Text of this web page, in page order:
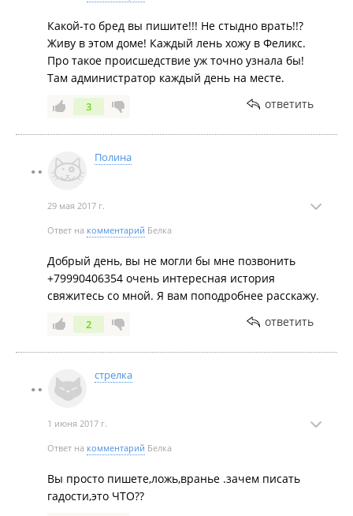
Какой-то бред вы пишите!!! Не стыдно врать!!?
Живу в этом доме! Каждый лень хожу в Феликс.
Про такое происшедствие уж точно узнала бы!
Там администратор каждый день на месте.
3 ответить
Полина
29 мая 2017 г.
Ответ на комментарий Белка
Добрый день, вы не могли бы мне позвонить
+79990406354 очень интересная история
свяжитесь со мной. Я вам поподробнее расскажу.
2 ответить
стрелка
1 июня 2017 г.
Ответ на комментарий Белка
Вы просто пишете,ложь,вранье .зачем писать
гадости,это ЧТО??